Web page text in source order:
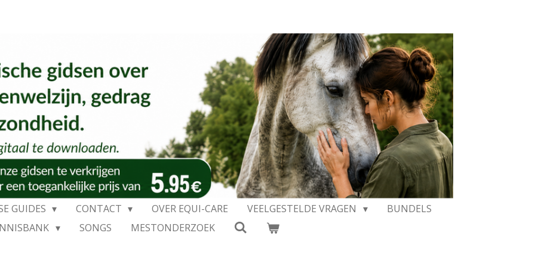
GUIDES CONTACT OVER EQUI-CARE VEELGESTELDE VRAGEN
BUNDELS
SONGS MESTONDERZOEK